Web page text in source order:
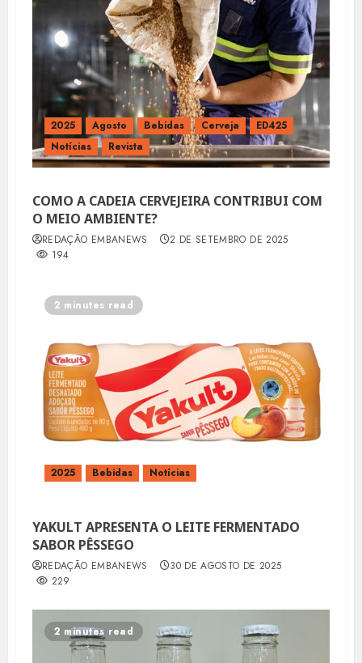
2025 Agosto Bebidas Cerveja
ED425
Notícias
Revista
COMO A CADEIA CERVEJEIRA CONTRIBUI COM
O MEIO AMBIENTE?
REDAÇÃO EMBANEWS
2 DE SETEMBRO DE 2025
194
2 minutes read
2025 Bebidas Notícias
YAKULT APRESENTA O LEITE FERMENTADO
SABOR PÊSSEGO
REDAÇÃO EMBANEWS
30 DE AGOSTO DE 2025
229
2 minutes read